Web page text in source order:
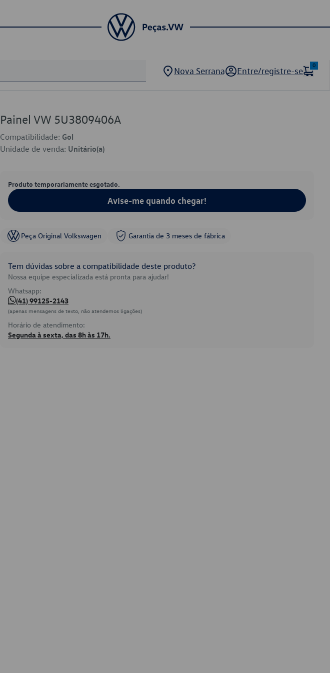
Nova Serrana Entre/registre-se
0
Painel VW 5U3809406A
Compatibilidade: Gol
Unidade de venda: Unitário(a)
Produto temporariamente esgotado.
Avise-me quando chegar!
Peça Original Volkswagen Garantia de 3 meses de fábrica
Tem dúvidas sobre a compatibilidade deste produto?
Nossa equipe especializada está pronta para ajudar!
Whatsapp:
(41) 99125-2143
(apenas mensagens de texto, não atendemos ligações)
Horário de atendimento:
Segunda à sexta, das 8h às 17h.